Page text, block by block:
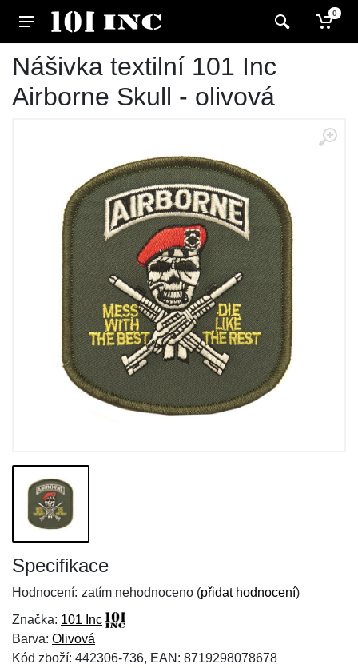
0
Nášivka textilní 101 Inc
Airborne Skull - olivová
Specifikace
Hodnocení: zatím nehodnoceno (přidat hodnocení)
Značka: 101 Inc
Barva: Olivová
Kód zboží: 442306-736, EAN: 8719298078678